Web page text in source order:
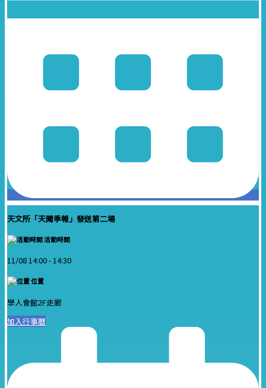
天文所「天聞季報」發送第二場
活動時間
11/08 14:00 -14:30
位置
學人會館2F走廊
加入行事曆